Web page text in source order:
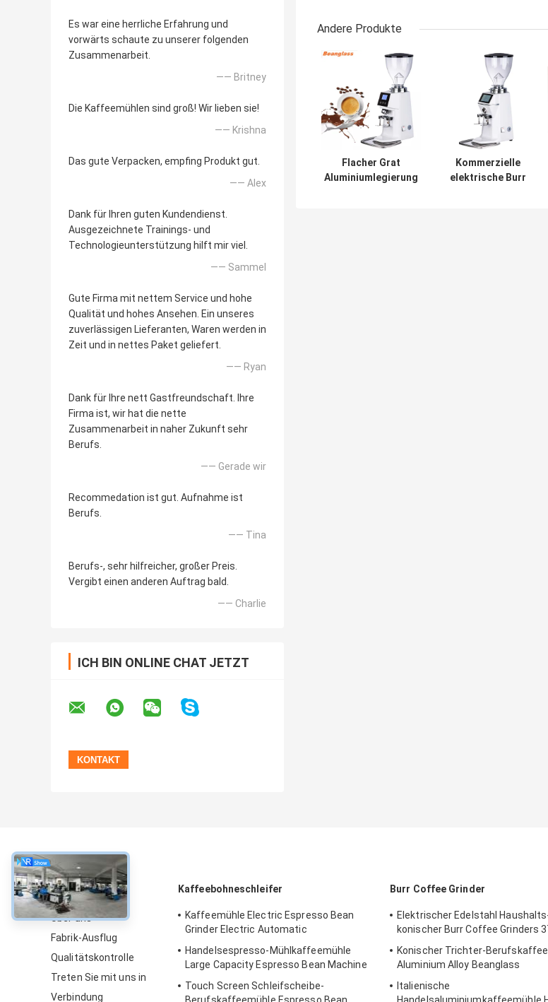
Es war eine herrliche Erfahrung und
vorwärts schaute zu unserer folgenden
Zusammenarbeit.
—— Britney
Die Kaffeemühlen sind groß! Wir lieben sie!
—— Krishna
Das gute Verpacken, empfing Produkt gut.
—— Alex
Dank für Ihren guten Kundendienst.
Ausgezeichnete Trainings- und
Technologieunterstützung hilft mir viel.
—— Sammel
Gute Firma mit nettem Service und hohe
Qualität und hohes Ansehen. Ein unseres
zuverlässigen Lieferanten, Waren werden in
Zeit und in nettes Paket geliefert.
—— Ryan
Dank für Ihre nett Gastfreundschaft. Ihre
Firma ist, wir hat die nette
Zusammenarbeit in naher Zukunft sehr
Berufs.
—— Gerade wir
Recommedation ist gut. Aufnahme ist
Berufs.
—— Tina
Berufs-, sehr hilfreicher, großer Preis.
Vergibt einen anderen Auftrag bald.
—— Charlie
ICH BIN ONLINE CHAT JETZT
Andere Produkte
Flacher Grat
Aluminiumlegierung
Kommerzielle
elektrische Burr
über
Über uns
Fabrik-Ausflug
Qualitätskontrolle
Treten Sie mit uns in
Verbindung
Kaffeebohneschleifer
Kaffeemühle Electric Espresso Bean
Grinder Electric Automatic
Handelsespresso-Mühlkaffeemühle
Large Capacity Espresso Bean Machine
Touch Screen Schleifscheibe-
Burr Coffee Grinder
Elektrischer Edelstahl
konischer Burr Coffee Grinders
Konischer Trichter-
Aluminium Alloy Beanglass
Italienische